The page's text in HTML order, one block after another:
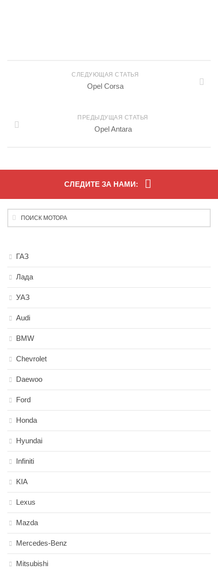
СЛЕДУЮЩАЯ СТАТЬЯ
Opel Corsa
ПРЕДЫДУЩАЯ СТАТЬЯ
Opel Antara
СЛЕДИТЕ ЗА НАМИ:
ГАЗ
Лада
УАЗ
Audi
BMW
Chevrolet
Daewoo
Ford
Honda
Hyundai
Infiniti
KIA
Lexus
Mazda
Mercedes-Benz
Mitsubishi